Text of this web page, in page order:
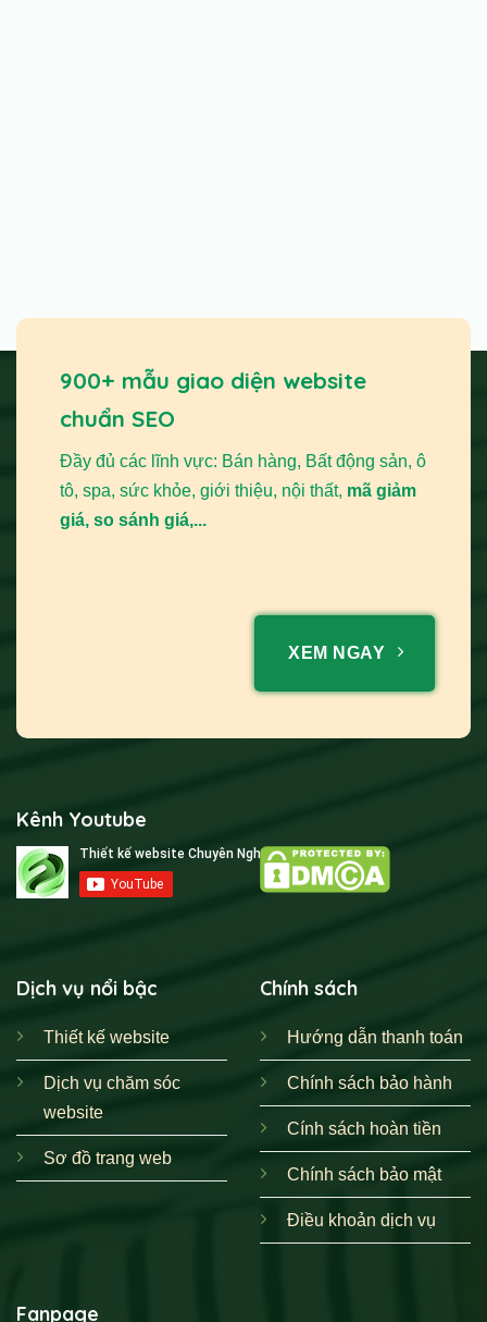
900+ mẫu giao diện website
chuẩn SEO
Đầy đủ các lĩnh vực: Bán hàng, Bất động sản, ô
tô, spa, sức khỏe, giới thiệu, nội thất, mã giảm
giá, so sánh giá,...
XEM NGAY
Kênh Youtube
Dịch vụ nổi bậc
Thiết kế website
Dịch vụ chăm sóc
website
Sơ đồ trang web
Chính sách
Hướng dẫn thanh toán
Chính sách bảo hành
Cính sách hoàn tiền
Chính sách bảo mật
Điều khoản dịch vụ
Fanpage